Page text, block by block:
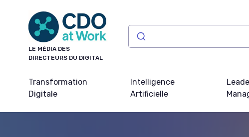
LE MÉDIA DES
DIRECTEURS DU DIGITAL
Transformation
Digitale
Intelligence
Artificielle